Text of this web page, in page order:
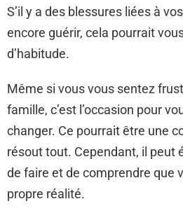
S’il y a des blessures liées à
encore guérir, cela pourrait
d’habitude.
Même si vous vous sentez
famille, c’est l’occasion pour
changer. Ce pourrait être une
résout tout. Cependant, il peut
de faire et de comprendre que
propre réalité.